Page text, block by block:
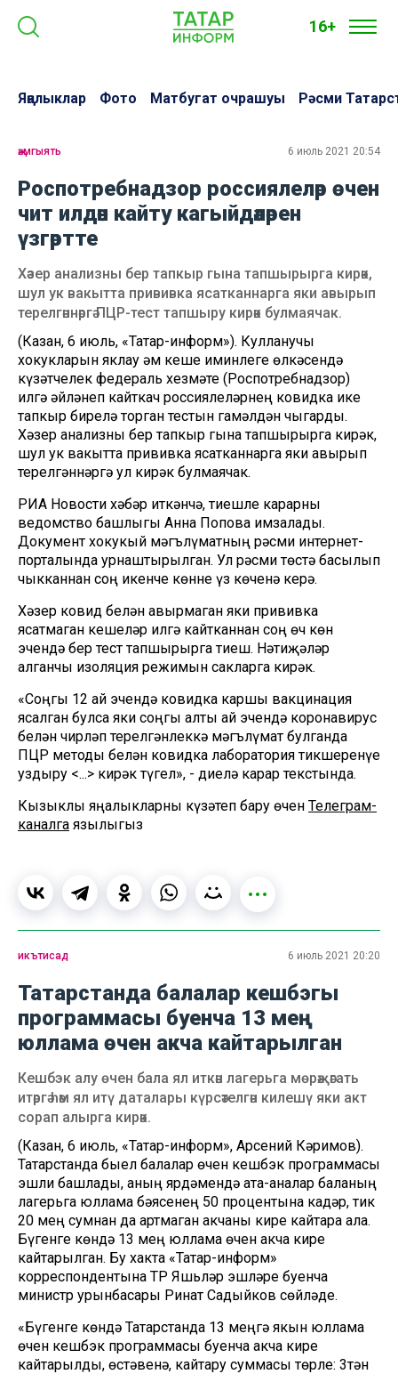
16+
Яңалыклар Фото Матбугат очрашуы Рәсми
җәмгыять 6 июль 2021 20:54
Роспотребнадзор россиялеләр өчен
чит илдән кайту кагыйдәләрен
үзгәртте
Хәзер анализны бер тапкыр гына тапшырырга кирәк,
шул ук вакытта прививка ясатканнарга яки авырып
терелгәннәргә ПЦР-тест тапшыру кирәк булмаячак.
(Казан, 6 июль, «Татар-информ»). Кулланучы
хокукларын яклау һәм кеше иминлеге өлкәсендә
күзәтчелек федераль хезмәте (Роспотребнадзор)
илгә әйләнеп кайткач россиялеләрнең ковидка ике
тапкыр бирелә торган тестын гамәлдән чыгарды.
Хәзер анализны бер тапкыр гына тапшырырга кирәк,
шул ук вакытта прививка ясатканнарга яки авырып
терелгәннәргә ул кирәк булмаячак.
РИА Новости хәбәр иткәнчә, тиешле карарны
ведомство башлыгы Анна Попова имзалады.
Документ хокукый мәгълүматның рәсми интернет-
порталында урнаштырылган. Ул рәсми төстә басылып
чыкканнан соң икенче көнне үз көченә керә.
Хәзер ковид белән авырмаган яки прививка
ясатмаган кешеләр илгә кайтканнан соң өч көн
эчендә бер тест тапшырырга тиеш. Нәтиҗәләр
алганчы изоляция режимын сакларга кирәк.
«Соңгы 12 ай эчендә ковидка каршы вакцинация
ясалган булса яки соңгы алты ай эчендә коронавирус
белән чирләп терелгәнлеккә мәгълүмат булганда
ПЦР методы белән ковидка лаборатория тикшеренүе
уздыру <...> кирәк түгел», - диелә карар текстында.
Кызыклы яңалыкларны күзәтеп бару өчен Телеграм-
каналга язылыгыз
икътисад 6 июль 2021 20:20
Татарстанда балалар кешбэгы
программасы буенча 13 мең
юллама өчен акча кайтарылган
Кешбэк алу өчен бала ял иткән лагерьга мөрәҗәгать
итәргә һәм ял итү даталары күрсәтелгән килешү яки акт
сорап алырга кирәк.
(Казан, 6 июль, «Татар-информ», Арсений Кәримов).
Татарстанда быел балалар өчен кешбэк программасы
эшли башлады, аның ярдәмендә ата-аналар баланың
лагерьга юллама бәясенең 50 процентына кадәр, тик
20 мең сумнан да артмаган акчаны кире кайтара ала.
Бүгенге көндә 13 мең юллама өчен акча кире
кайтарылган. Бу хакта «Татар-информ»
корреспондентына ТР Яшьләр эшләре буенча
министр урынбасары Ринат Садыйков сөйләде.
«Бүгенге көндә Татарстанда 13 меңгә якын юллама
өчен кешбэк программасы буенча акча кире
кайтарылды, өстәвенә, кайтару суммасы төрле: 3тән